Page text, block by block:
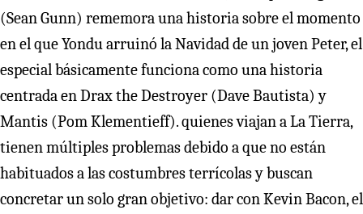
(Sean Gunn) rememora una historia sobre el momento
en el que Yondu arruinó la Navidad de un joven Peter, el
especial básicamente funciona como una historia
centrada en Drax the Destroyer (Dave Bautista) y
Mantis (Pom Klementieff). quienes viajan a La Tierra,
tienen múltiples problemas debido a que no están
habituados a las costumbres terrícolas y buscan
concretar un solo gran objetivo: dar con Kevin Bacon, el